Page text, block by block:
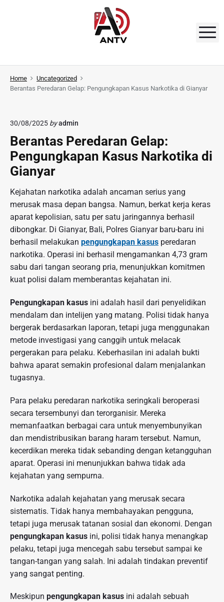
o
A
N
Home
Uncategorized
Berantas Peredaran Gelap: Pengungkapan Kasus Narkotika di Gianyar
30/08/2025 byadmin
Berantas Peredaran Gelap:
Pengungkapan Kasus Narkotika di
Gianyar
Kejahatan narkotika adalah ancaman serius yang
merusak masa depan bangsa. Namun, berkat kerja keras
aparat kepolisian, satu per satu jaringannya berhasil
dibongkar. Di Gianyar, Bali, Polres Gianyar baru-baru ini
berhasil melakukan pengungkapan kasus peredaran
narkotika. Operasi ini berhasil mengamankan 4,73 gram
sabu dari tangan seorang pria, menunjukkan komitmen
kuat polisi dalam memberantas kejahatan ini.
Pengungkapan kasus ini adalah hasil dari penyelidikan
mendalam dan intelijen yang matang. Polisi tidak hanya
bergerak berdasarkan laporan, tetapi juga menggunakan
metode investigasi yang canggih untuk melacak
pergerakan para pelaku. Keberhasilan ini adalah bukti
bahwa aparat semakin profesional dalam menjalankan
tugasnya.
Para pelaku peredaran narkotika seringkali beroperasi
secara tersembunyi dan terorganisir. Mereka
memanfaatkan berbagai cara untuk menyembunyikan
dan mendistribusikan barang haram tersebut. Namun,
kecerdikan mereka tidak sebanding dengan ketangguhan
aparat. Operasi ini menunjukkan bahwa tidak ada
kejahatan yang sempurna.
Narkotika adalah kejahatan yang merusak secara
sistematis. Tidak hanya membahayakan pengguna,
tetapi juga merusak tatanan sosial dan ekonomi. Dengan
pengungkapan kasus ini, polisi tidak hanya menangkap
pelaku, tetapi juga mencegah sabu tersebut sampai ke
tangan-tangan yang salah. Ini adalah tindakan preventif
yang sangat penting.
Meskipun pengungkapan kasus ini adalah sebuah